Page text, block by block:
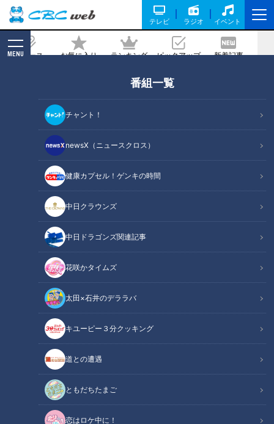
テレビ ラジオ イベント
ニュース お気に入り ランキング ピックアップ 新着記事
MENU
番組一覧
チャント！
newsX（ニュースクロス）
健康カプセル！ゲンキの時間
中日クラウンズ
中日ドラゴンズ関連記事
花咲かタイムズ
太田×石井のデララバ
キユーピー３分クッキング
道との遭遇
ともだちたまご
恋はロケ中に！
き腹をも破壊するフルスイングこそ、ド
ラゴンズ石垣雅海の魅力だ
記事に戻る
ギータがなんぼのもんじゃい!! 己のわき腹をも破壊するフルスイング
こそ、ドラゴンズ石垣雅海の魅力だ
この記事の画像